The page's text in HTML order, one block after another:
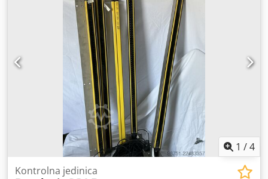
1 /4
Kontrolna jedinica